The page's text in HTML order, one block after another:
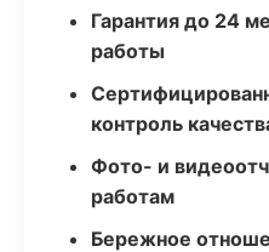
Гарантия до 24
работы
контроль
Фото- и
работам
Бережное